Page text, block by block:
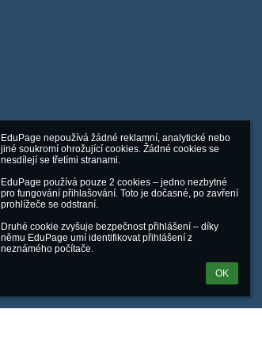
EduPage nepoužívá žádné reklamní, analytické nebo
jiné soukromí ohrožující cookies. Žádné cookies se
nesdílejí se třetími stranami.
EduPage používá pouze 2 cookies – jedno nezbytné
pro fungování přihlašování. Toto je dočasné, po zavření
prohlížeče se odstraní.
Druhé cookie zvyšuje bezpečnost přihlášení – díky
němu EduPage umí identifikovat přihlášení z
neznámého počítače.
OK